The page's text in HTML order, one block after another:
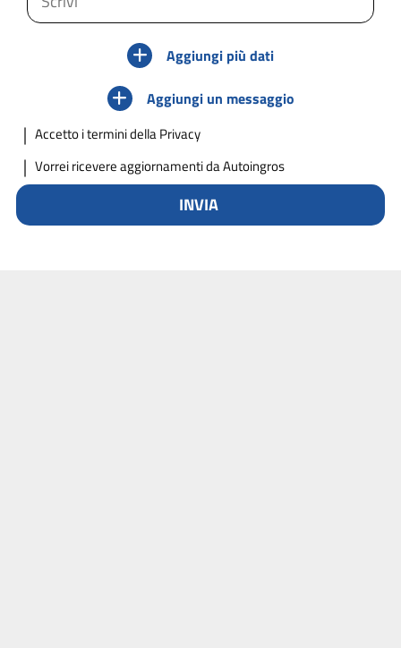
Aggiungi più dati
Aggiungi un messaggio
Accettoi termini della Privacy
Vorrei ricevere aggiornamenti da Autoingros
INVIA